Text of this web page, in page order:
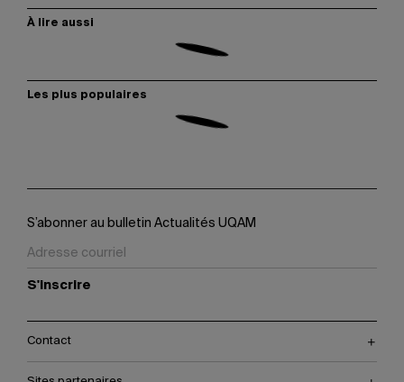
À lire aussi
Les plus populaires
S’abonner au bulletin Actualités UQAM
S'inscrire
Contact